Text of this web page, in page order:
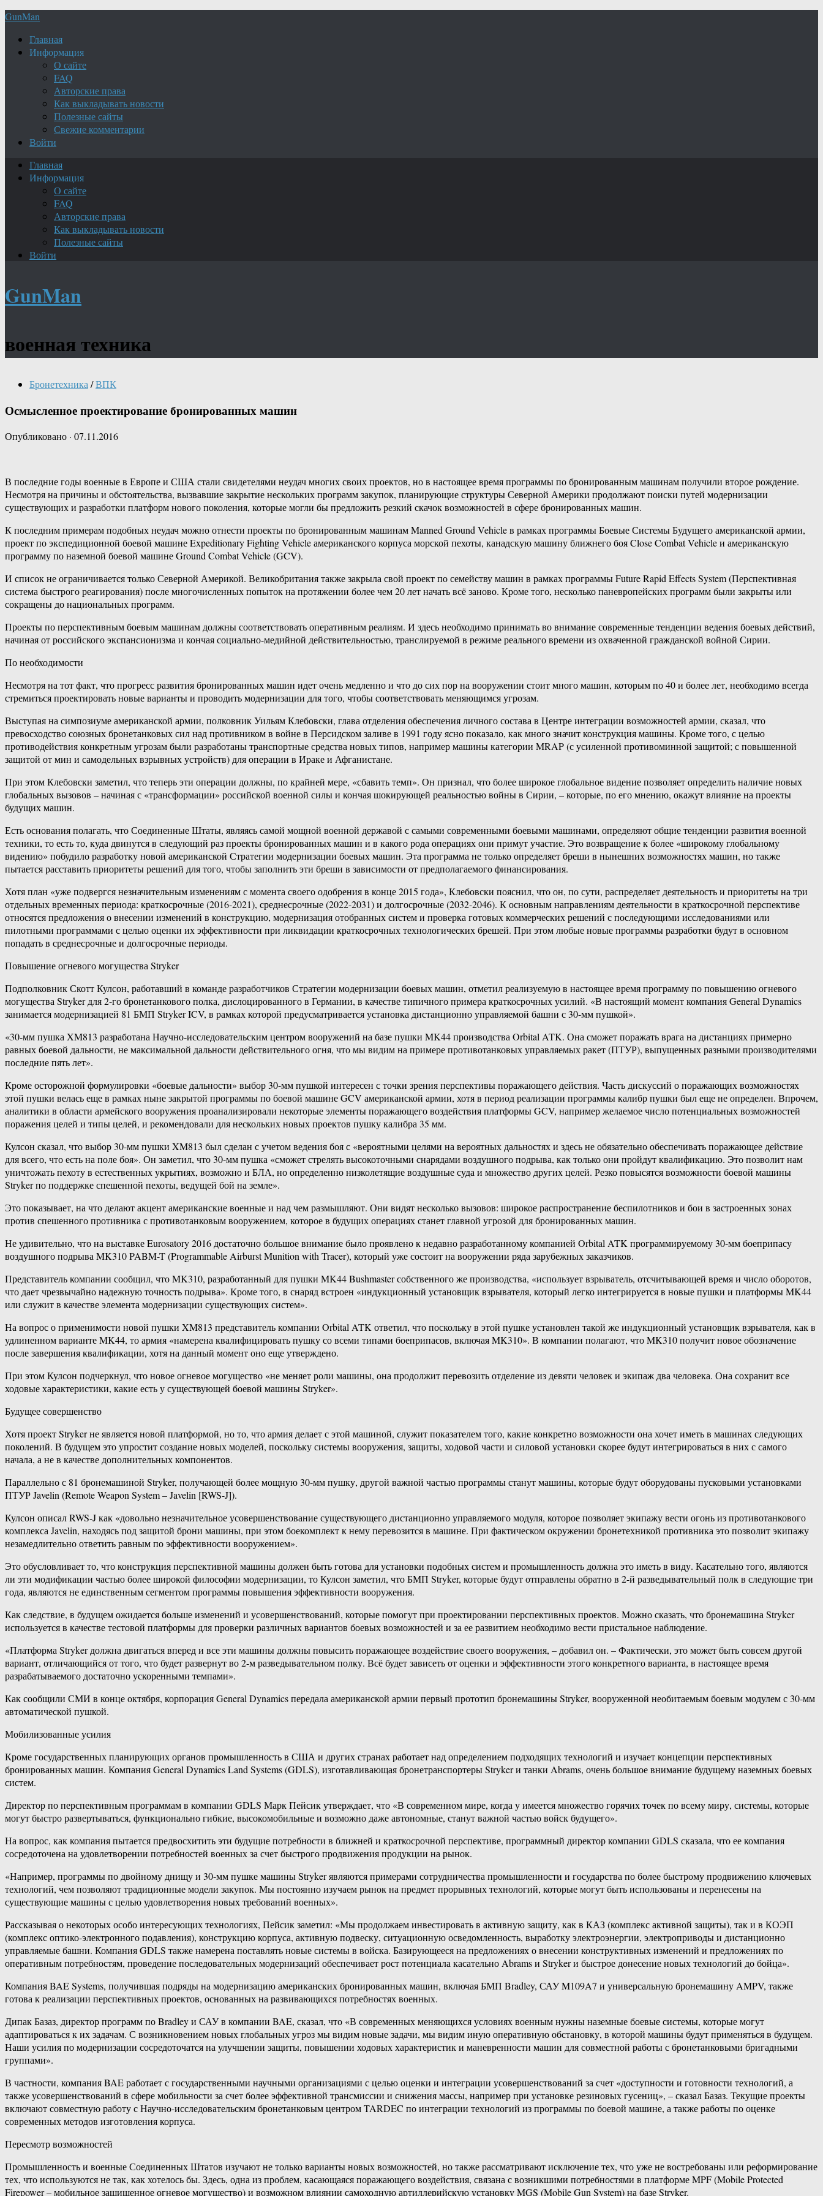
GunMan
Главная
Информация
О сайте
FAQ
Авторские права
Как выкладывать новости
Полезные сайты
Свежие комментарии
Войти
Главная
Информация
О сайте
FAQ
Авторские права
Как выкладывать новости
Полезные сайты
Войти
GunMan
военная техника
Бронетехника /ВПК
Осмысленное проектирование бронированных машин
Опубликовано · 07.11.2016
В последние годы военные в Европе и США стали свидетелями неудач многих своих проектов, но в настоящее время программы по бронированным машинам получили второе рождение.
Несмотря на причины и обстоятельства, вызвавшие закрытие нескольких программ закупок, планирующие структуры Северной Америки продолжают поиски путей модернизации
существующих и разработки платформ нового поколения, которые могли бы предложить резкий скачок возможностей в сфере бронированных машин.
К последним примерам подобных неудач можно отнести проекты по бронированным машинам Manned Ground Vehicle в рамках программы Боевые Системы Будущего американской армии,
проект по экспедиционной боевой машине Expeditionary Fighting Vehicle американского корпуса морской пехоты, канадскую машину ближнего боя Close Combat Vehicle и американскую
программу по наземной боевой машине Ground Combat Vehicle (GCV).
И список не ограничивается только Северной Америкой. Великобритания также закрыла свой проект по семейству машин в рамках программы Future Rapid Effects System (Перспективная
система быстрого реагирования) после многочисленных попыток на протяжении более чем 20 лет начать всё заново. Кроме того, несколько паневропейских программ были закрыты или
сокращены до национальных программ.
Проекты по перспективным боевым машинам должны соответствовать оперативным реалиям. И здесь необходимо принимать во внимание современные тенденции ведения боевых действий,
начиная от российского экспансионизма и кончая социально-медийной действительностью, транслируемой в режиме реального времени из охваченной гражданской войной Сирии.
По необходимости
Несмотря на тот факт, что прогресс развития бронированных машин идет очень медленно и что до сих пор на вооружении стоит много машин, которым по 40 и более лет, необходимо всегда
стремиться проектировать новые варианты и проводить модернизации для того, чтобы соответствовать меняющимся угрозам.
Выступая на симпозиуме американской армии, полковник Уильям Клебовски, глава отделения обеспечения личного состава в Центре интеграции возможностей армии, сказал, что
превосходство союзных бронетанковых сил над противником в войне в Персидском заливе в 1991 году ясно показало, как много значит конструкция машины. Кроме того, с целью
противодействия конкретным угрозам были разработаны транспортные средства новых типов, например машины категории MRAP (с усиленной противоминной защитой; с повышенной
защитой от мин и самодельных взрывных устройств) для операции в Ираке и Афганистане.
При этом Клебовски заметил, что теперь эти операции должны, по крайней мере, «сбавить темп». Он признал, что более широкое глобальное видение позволяет определить наличие новых
глобальных вызовов – начиная с «трансформации» российской военной силы и кончая шокирующей реальностью войны в Сирии, – которые, по его мнению, окажут влияние на проекты
будущих машин.
Есть основания полагать, что Соединенные Штаты, являясь самой мощной военной державой с самыми современными боевыми машинами, определяют общие тенденции развития военной
техники, то есть то, куда двинутся в следующий раз проекты бронированных машин и в какого рода операциях они примут участие. Это возвращение к более «широкому глобальному
видению» побудило разработку новой американской Стратегии модернизации боевых машин. Эта программа не только определяет бреши в нынешних возможностях машин, но также
пытается расставить приоритеты решений для того, чтобы заполнить эти бреши в зависимости от предполагаемого финансирования.
Хотя план «уже подвергся незначительным изменениям с момента своего одобрения в конце 2015 года», Клебовски пояснил, что он, по сути, распределяет деятельность и приоритеты на три
отдельных временных периода: краткосрочные (2016-2021), среднесрочные (2022-2031) и долгосрочные (2032-2046). К основным направлениям деятельности в краткосрочной перспективе
относятся предложения о внесении изменений в конструкцию, модернизация отобранных систем и проверка готовых коммерческих решений с последующими исследованиями или
пилотными программами с целью оценки их эффективности при ликвидации краткосрочных технологических брешей. При этом любые новые программы разработки будут в основном
попадать в среднесрочные и долгосрочные периоды.
Повышение огневого могущества Stryker
Подполковник Скотт Кулсон, работавший в команде разработчиков Стратегии модернизации боевых машин, отметил реализуемую в настоящее время программу по повышению огневого
могущества Stryker для 2-го бронетанкового полка, дислоцированного в Германии, в качестве типичного примера краткосрочных усилий. «В настоящий момент компания General Dynamics
занимается модернизацией 81 БМП Stryker ICV, в рамках которой предусматривается установка дистанционно управляемой башни с 30-мм пушкой».
«30-мм пушка XM813 разработана Научно-исследовательским центром вооружений на базе пушки MK44 производства Orbital ATK. Она сможет поражать врага на дистанциях примерно
равных боевой дальности, не максимальной дальности действительного огня, что мы видим на примере противотанковых управляемых ракет (ПТУР), выпущенных разными производителями
последние пять лет».
Кроме осторожной формулировки «боевые дальности» выбор 30-мм пушкой интересен с точки зрения перспективы поражающего действия. Часть дискуссий о поражающих возможностях
этой пушки велась еще в рамках ныне закрытой программы по боевой машине GCV американской армии, хотя в период реализации программы калибр пушки был еще не определен. Впрочем,
аналитики в области армейского вооружения проанализировали некоторые элементы поражающего воздействия платформы GCV, например желаемое число потенциальных возможностей
поражения целей и типы целей, и рекомендовали для нескольких новых проектов пушку калибра 35 мм.
Кулсон сказал, что выбор 30-мм пушки XM813 был сделан с учетом ведения боя с «вероятными целями на вероятных дальностях и здесь не обязательно обеспечивать поражающее действие
для всего, что есть на поле боя». Он заметил, что 30-мм пушка «сможет стрелять высокоточными снарядами воздушного подрыва, как только они пройдут квалификацию. Это позволит нам
уничтожать пехоту в естественных укрытиях, возможно и БЛА, но определенно низколетящие воздушные суда и множество других целей. Резко повысятся возможности боевой машины
Stryker по поддержке спешенной пехоты, ведущей бой на земле».
Это показывает, на что делают акцент американские военные и над чем размышляют. Они видят несколько вызовов: широкое распространение беспилотников и бои в застроенных зонах
против спешенного противника с противотанковым вооружением, которое в будущих операциях станет главной угрозой для бронированных машин.
Не удивительно, что на выставке Eurosatory 2016 достаточно большое внимание было проявлено к недавно разработанному компанией Orbital ATK программируемому 30-мм боеприпасу
воздушного подрыва MK310 PABM-T (Programmable Airburst Munition with Tracer), который уже состоит на вооружении ряда зарубежных заказчиков.
Представитель компании сообщил, что MK310, разработанный для пушки MK44 Bushmaster собственного же производства, «использует взрыватель, отсчитывающей время и число оборотов,
что дает чрезвычайно надежную точность подрыва». Кроме того, в снаряд встроен «индукционный установщик взрывателя, который легко интегрируется в новые пушки и платформы MK44
или служит в качестве элемента модернизации существующих систем».
На вопрос о применимости новой пушки XM813 представитель компании Orbital ATK ответил, что поскольку в этой пушке установлен такой же индукционный установщик взрывателя, как в
удлиненном варианте MK44, то армия «намерена квалифицировать пушку со всеми типами боеприпасов, включая MK310». В компании полагают, что MK310 получит новое обозначение
после завершения квалификации, хотя на данный момент оно еще утверждено.
При этом Кулсон подчеркнул, что новое огневое могущество «не меняет роли машины, она продолжит перевозить отделение из девяти человек и экипаж два человека. Она сохранит все
ходовые характеристики, какие есть у существующей боевой машины Stryker».
Будущее совершенство
Хотя проект Stryker не является новой платформой, но то, что армия делает с этой машиной, служит показателем того, какие конкретно возможности она хочет иметь в машинах следующих
поколений. В будущем это упростит создание новых моделей, поскольку системы вооружения, защиты, ходовой части и силовой установки скорее будут интегрироваться в них с самого
начала, а не в качестве дополнительных компонентов.
Параллельно с 81 бронемашиной Stryker, получающей более мощную 30-мм пушку, другой важной частью программы станут машины, которые будут оборудованы пусковыми установками
ПТУР Javelin (Remote Weapon System – Javelin [RWS-J]).
Кулсон описал RWS-J как «довольно незначительное усовершенствование существующего дистанционно управляемого модуля, которое позволяет экипажу вести огонь из противотанкового
комплекса Javelin, находясь под защитой брони машины, при этом боекомплект к нему перевозится в машине. При фактическом окружении бронетехникой противника это позволит экипажу
незамедлительно ответить равным по эффективности вооружением».
Это обусловливает то, что конструкция перспективной машины должен быть готова для установки подобных систем и промышленность должна это иметь в виду. Касательно того, являются
ли эти модификации частью более широкой философии модернизации, то Кулсон заметил, что БМП Stryker, которые будут отправлены обратно в 2-й разведывательный полк в следующие три
года, являются не единственным сегментом программы повышения эффективности вооружения.
Как следствие, в будущем ожидается больше изменений и усовершенствований, которые помогут при проектировании перспективных проектов. Можно сказать, что бронемашина Stryker
используется в качестве тестовой платформы для проверки различных вариантов боевых возможностей и за ее развитием необходимо вести пристальное наблюдение.
«Платформа Stryker должна двигаться вперед и все эти машины должны повысить поражающее воздействие своего вооружения, – добавил он. – Фактически, это может быть совсем другой
вариант, отличающийся от того, что будет развернут во 2-м разведывательном полку. Всё будет зависеть от оценки и эффективности этого конкретного варианта, в настоящее время
разрабатываемого достаточно ускоренными темпами».
Как сообщили СМИ в конце октября, корпорация General Dynamics передала американской армии первый прототип бронемашины Stryker, вооруженной необитаемым боевым модулем с 30-мм
автоматической пушкой.
Мобилизованные усилия
Кроме государственных планирующих органов промышленность в США и других странах работает над определением подходящих технологий и изучает концепции перспективных
бронированных машин. Компания General Dynamics Land Systems (GDLS), изготавливающая бронетранспортеры Stryker и танки Abrams, очень большое внимание будущему наземных боевых
систем.
Директор по перспективным программам в компании GDLS Марк Пейсик утверждает, что «В современном мире, когда у имеется множество горячих точек по всему миру, системы, которые
могут быстро развертываться, функционально гибкие, высокомобильные и возможно даже автономные, станут важной частью войск будущего».
На вопрос, как компания пытается предвосхитить эти будущие потребности в ближней и краткосрочной перспективе, программный директор компании GDLS сказала, что ее компания
сосредоточена на удовлетворении потребностей военных за счет быстрого продвижения продукции на рынок.
«Например, программы по двойному днищу и 30-мм пушке машины Stryker являются примерами сотрудничества промышленности и государства по более быстрому продвижению ключевых
технологий, чем позволяют традиционные модели закупок. Мы постоянно изучаем рынок на предмет прорывных технологий, которые могут быть использованы и перенесены на
существующие машины с целью удовлетворения новых требований военных».
Рассказывая о некоторых особо интересующих технологиях, Пейсик заметил: «Мы продолжаем инвестировать в активную защиту, как в КАЗ (комплекс активной защиты), так и в КОЭП
(комплекс оптико-электронного подавления), конструкцию корпуса, активную подвеску, ситуационную осведомленность, выработку электроэнергии, электроприводы и дистанционно
управляемые башни. Компания GDLS также намерена поставлять новые системы в войска. Базирующееся на предложениях о внесении конструктивных изменений и предложениях по
оперативным потребностям, проведение последовательных модернизаций обеспечивает рост потенциала касательно Abrams и Stryker и быстрое донесение новых технологий до бойца».
Компания BAE Systems, получившая подряды на модернизацию американских бронированных машин, включая БМП Bradley, САУ M109A7 и универсальную бронемашину AMPV, также
готова к реализации перспективных проектов, основанных на развивающихся потребностях военных.
Дипак Базаз, директор программ по Bradley и САУ в компании BAE, сказал, что «В современных меняющихся условиях военным нужны наземные боевые системы, которые могут
адаптироваться к их задачам. С возникновением новых глобальных угроз мы видим новые задачи, мы видим иную оперативную обстановку, в которой машины будут применяться в будущем.
Наши усилия по модернизации сосредоточатся на улучшении защиты, повышении ходовых характеристик и маневренности машин для совместной работы с бронетанковыми бригадными
группами».
В частности, компания BAE работает с государственными научными организациями с целью оценки и интеграции усовершенствований за счет «доступности и готовности технологий, а
также усовершенствований в сфере мобильности за счет более эффективной трансмиссии и снижения массы, например при установке резиновых гусениц», – сказал Базаз. Текущие проекты
включают совместную работу с Научно-исследовательским бронетанковым центром TARDEC по интеграции технологий из программы по боевой машине, а также работы по оценке
современных методов изготовления корпуса.
Пересмотр возможностей
Промышленность и военные Соединенных Штатов изучают не только варианты новых возможностей, но также рассматривают исключение тех, что уже не востребованы или реформирование
тех, что используются не так, как хотелось бы. Здесь, одна из проблем, касающаяся поражающего воздействия, связана с возникшими потребностями в платформе MPF (Mobile Protected
Firepower – мобильное защищенное огневое могущество) и возможном влиянии самоходную артиллерийскую установку MGS (Mobile Gun System) на базе Stryker.